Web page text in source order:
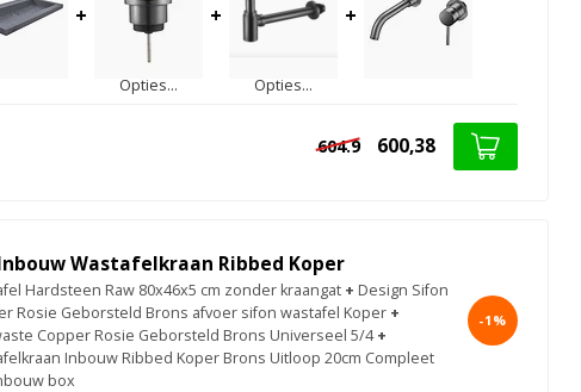
+
Opties...
+
Opties...
+
604.9 600,38
Wastafelkraan Ribbed Koper
Hardsteen Raw 80x46x5 cm zonder kraangat + Design Sifon
Rosie Geborsteld Brons afvoer sifon wastafel Koper +
Copper Rosie Geborsteld Brons Universeel 5/4 +
Inbouw Ribbed Koper Brons Uitloop 20cm Compleet
box
-1%